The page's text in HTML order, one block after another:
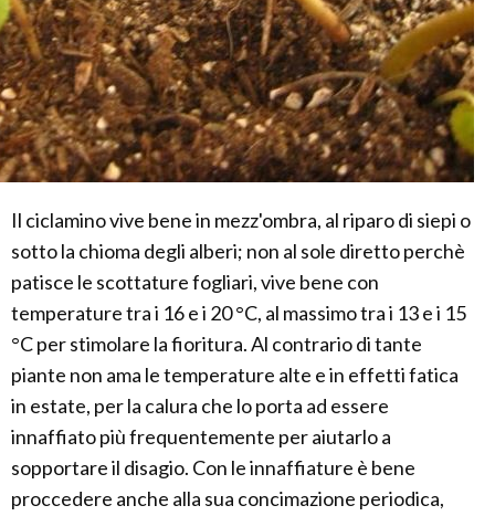
Il ciclamino vive bene in mezz'ombra, al riparo di siepi o
sotto la chioma degli alberi; non al sole diretto perchè
patisce le scottature fogliari, vive bene con
temperature tra i 16 e i 20 °C, al massimo tra i 13 e i 15
°C per stimolare la fioritura. Al contrario di tante
piante non ama le temperature alte e in effetti fatica
in estate, per la calura che lo porta ad essere
innaffiato più frequentemente per aiutarlo a
sopportare il disagio. Con le innaffiature è bene
proccedere anche alla sua concimazione periodica,